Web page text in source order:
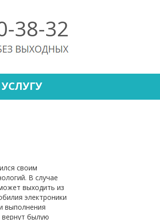
38-32
своим
В случае
выходить из
электроники
выполнения
вернут былую